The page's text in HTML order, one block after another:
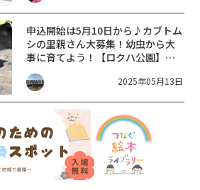
申込開始は5月10日から♪カブトム
シの里親さん大募集！幼虫から大
事に育てよう！【ロクハ公園】【5
月18日】
2025年05月13日